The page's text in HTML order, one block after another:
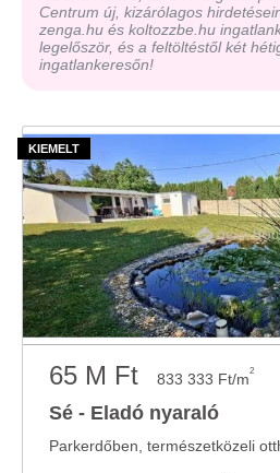
Centrum új, kizárólagos
zenga.hu és koltozzbe.hu
legelőször, és a feltöltéstől két
ingatlankeresőn!
65 M Ft 833 333 Ft/m2
Sé - Eladó nyaraló